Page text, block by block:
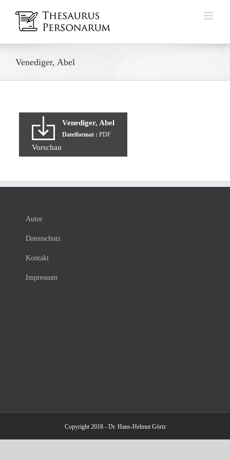
Inhalt
springen
Venediger, Abel
Venediger, Abel
Dateiformat : PDF
Vorschau
Autor
Datenschutz
Kontakt
Impressum
Copyright 2018 - Dr. Hans-Helmut Görtz